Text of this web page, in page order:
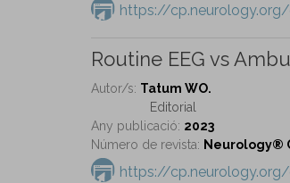
https://
Routine EEG vs
Autor/s: Tatum WO.
Editorial
Any publicació: 2023
Número de revista: Neurology®
https://